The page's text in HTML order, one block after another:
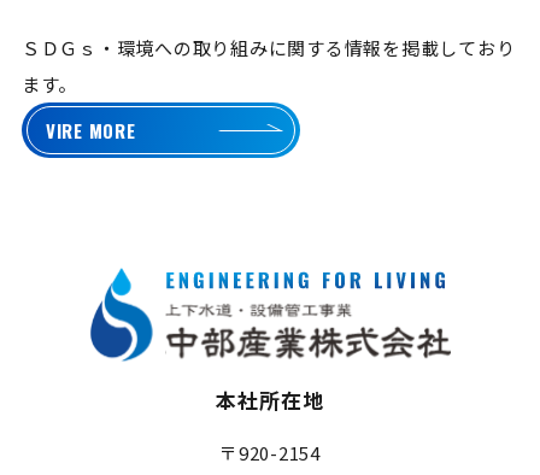
ＳＤＧｓ・環境への取り組みに関する情報を掲載しており
ます。
VIRE MORE
本社所在地
〒920-2154